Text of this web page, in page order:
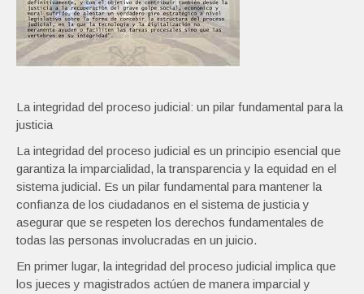
La integridad del proceso judicial: un pilar fundamental para la
justicia
La integridad del proceso judicial es un principio esencial que
garantiza la imparcialidad, la transparencia y la equidad en el
sistema judicial. Es un pilar fundamental para mantener la
confianza de los ciudadanos en el sistema de justicia y
asegurar que se respeten los derechos fundamentales de
todas las personas involucradas en un juicio.
En primer lugar, la integridad del proceso judicial implica que
los jueces y magistrados actúen de manera imparcial y